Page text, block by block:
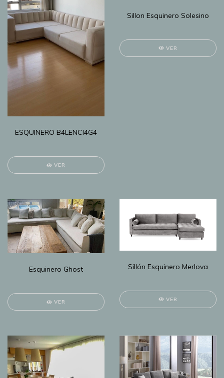
ESQUINERO B4LENCI4G4
VER
Sillon Esquinero Solesino
VER
Esquinero Ghost
VER
Sillón Esquinero Merlova
VER